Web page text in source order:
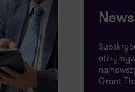
Grant